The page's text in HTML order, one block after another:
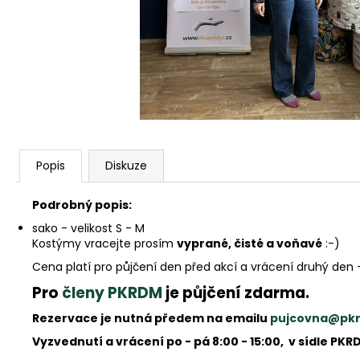
Popis Diskuze
Podrobný popis:
sako - velikost S - M
Kostýmy vracejte prosím vyprané, čisté a voňavé :-)
Cena platí pro půjčení den před akcí a vrácení druhý
Pro členy PKRDM je půjčení zdarma.
Rezervace je nutná předem na emailu
Vyzvednutí a vrácení po - pá 8:00 - 15:00, v sídle